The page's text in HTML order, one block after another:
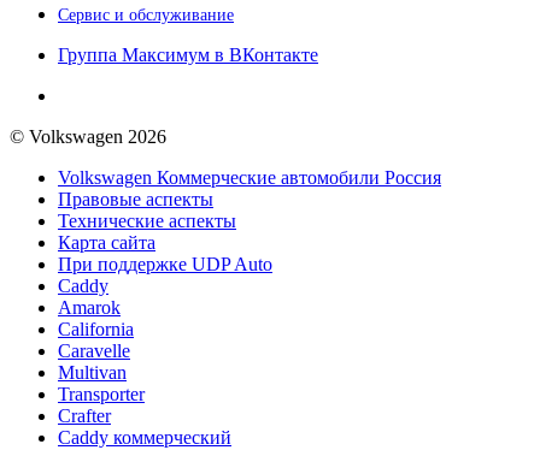
Сервис и обслуживание
Группа Максимум в ВКонтакте
© Volkswagen 2026
Volkswagen Коммерческие автомобили Россия
Правовые аспекты
Технические аспекты
Карта сайта
При поддержке UDP Auto
Caddy
Amarok
California
Caravelle
Multivan
Transporter
Crafter
Caddy коммерческий